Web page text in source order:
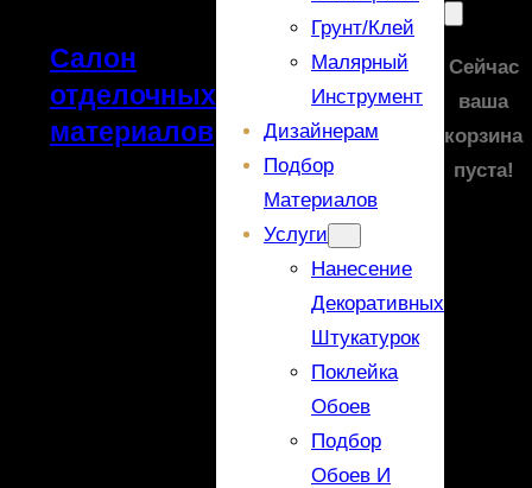
Салон
отделочных
материалов
Грунт/Клей
Малярный
Инструмент
Дизайнерам
Подбор
Материалов
Услуги
Нанесение
Декоративных
Штукатурок
Поклейка
Обоев
Подбор
Обоев И
Сейчас
ваша
корзина
пуста!